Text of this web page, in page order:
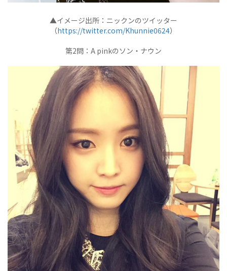
▲イメージ出所：ニックンのツイッター
（https://twitter.com/Khunnie0624）
第2問：A pinkのソン・ナウン